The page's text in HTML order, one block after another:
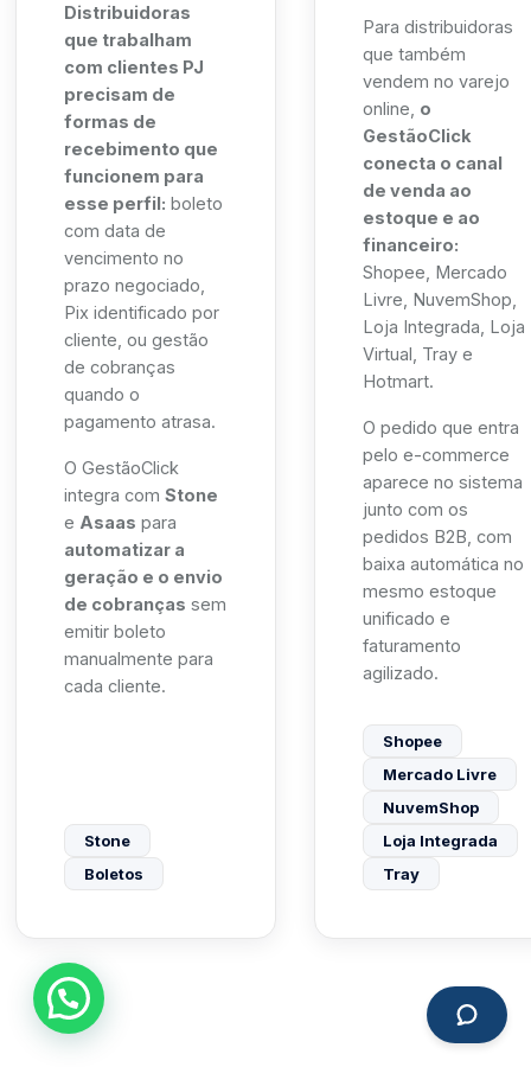
Distribuidoras
que trabalham
com clientes PJ
precisam de
formas de
recebimento que
funcionem para
esse perfil: boleto
com data de
vencimento no
prazo negociado,
Pix identificado por
cliente, ou gestão
de cobranças
quando o
pagamento atrasa.
O GestãoClick
integra comStone
e Asaas para
automatizar a
geração e o envio
de cobranças sem
emitir boleto
manualmente para
cada cliente.
Stone
Boletos
Para distribuidoras
que também
vendem no varejo
online, o
GestãoClick
conecta o canal
de venda ao
estoque e ao
financeiro:
Shopee, Mercado
Livre, NuvemShop,
Loja Integrada, Loja
Virtual, Tray e
Hotmart.
O pedido que entra
pelo e-commerce
aparece no sistema
junto com os
pedidos B2B, com
baixa automática no
mesmo estoque
unificado e
faturamento
agilizado.
Shopee
Mercado Livre
NuvemShop
Loja Integrada
Tray